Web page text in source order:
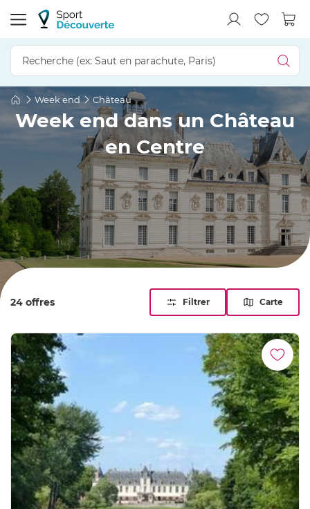
Week end Château
Week end dans un Château
en Centre
24 offres Filtrer Carte